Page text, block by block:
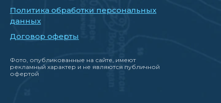
Политика обработки персональных
данных
Договор оферты
Фото, опубликованные на сайте, имеют
рекламный характер и не являются публичной
офертой